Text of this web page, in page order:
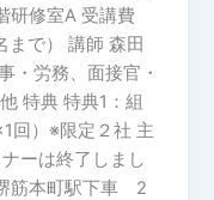
研修室A 受講費
まで） 講師 森田
・労務、面接官・
特典 特典1：組
回）※限定２社 主
ーは終了しまし
筋本町駅下車 2